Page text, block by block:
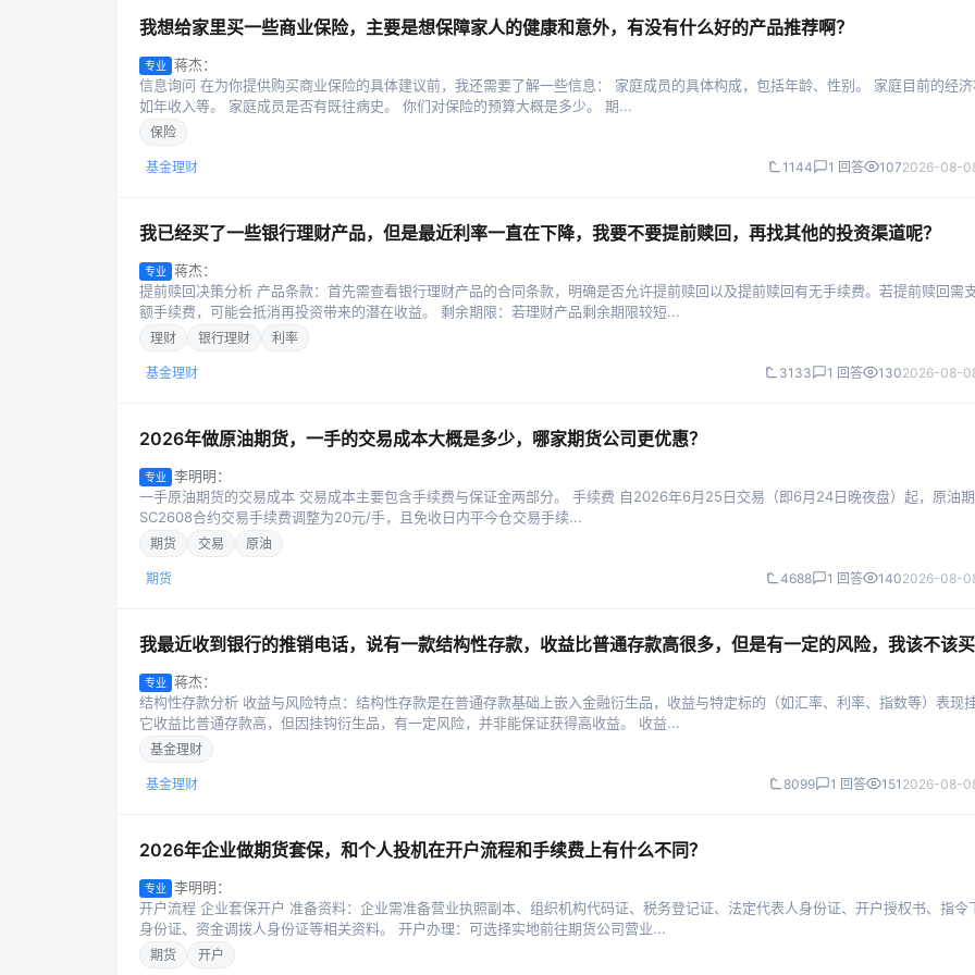
我想给家里买一些商业保险，主要是想保障家人的健康和意外，有没有什么好的产品推荐啊？
专业
蒋杰：
信息询问 在为你提供购买商业保险的具体建议前，我还需要了解一些信息： 家庭成员的具体构成，包括年龄、性别。 家庭目前的经济
如年收入等。 家庭成员是否有既往病史。 你们对保险的预算大概是多少。 期...
保险
基金理财 1144 1 回答 1072026-08-
我已经买了一些银行理财产品，但是最近利率一直在下降，我要不要提前赎回，再找其他的投资渠道呢？
专业
蒋杰：
提前赎回决策分析 产品条款：首先需查看银行理财产品的合同条款，明确是否允许提前赎回以及提前赎回有无手续费。若提前赎回需
额手续费，可能会抵消再投资带来的潜在收益。 剩余期限：若理财产品剩余期限较短...
理财 银行理财 利率
基金理财 3133 1 回答 1302026-08-
2026年做原油期货，一手的交易成本大概是多少，哪家期货公司更优惠？
专业
李明明：
一手原油期货的交易成本 交易成本主要包含手续费与保证金两部分。 手续费 自2026年6月25日交易（即6月24日晚夜盘）起，原油
SC2608合约交易手续费调整为20元/手，且免收日内平今仓交易手续...
期货 交易 原油
期货 4688 1 回答 1402026-08-
我最近收到银行的推销电话，说有一款结构性存款，收益比普通存款高很多，但是有一定的风险，我该不该买
专业
蒋杰：
结构性存款分析 收益与风险特点：结构性存款是在普通存款基础上嵌入金融衍生品，收益与特定标的（如汇率、利率、指数等）表现挂
它收益比普通存款高，但因挂钩衍生品，有一定风险，并非能保证获得高收益。 收益...
基金理财
基金理财 8099 1 回答 151 2026-08-
2026年企业做期货套保，和个人投机在开户流程和手续费上有什么不同？
专业
李明明：
开户流程 企业套保开户 准备资料：企业需准备营业执照副本、组织机构代码证、税务登记证、法定代表人身份证、开户授权书、指令
身份证、资金调拨人身份证等相关资料。 开户办理：可选择实地前往期货公司营业...
期货 开户